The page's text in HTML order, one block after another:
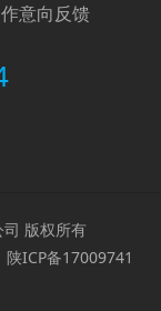
意向反馈
版权所有
陕ICP备17009741